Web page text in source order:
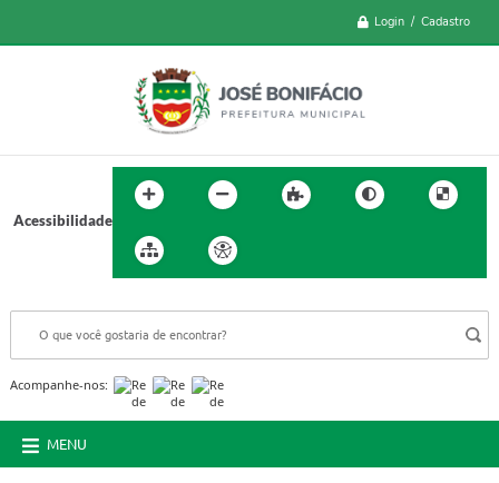
Login / Cadastro
Acessibilidade
Acompanhe-nos:
MENU